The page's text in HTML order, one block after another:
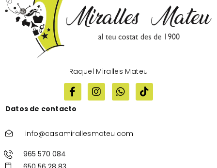
Raquel Miralles Mateu
Datos de contacto
info@casamirallesmateu.com
965 570 084